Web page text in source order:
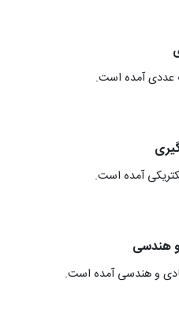
عددی آمده است.
آمده است.
و هندسی
و هندسی آمده است.